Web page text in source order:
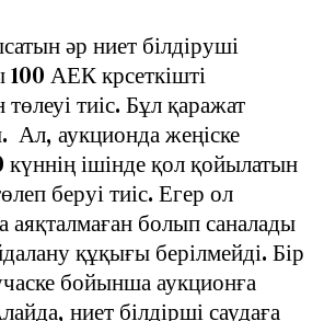
әр ниет білдіруші
100 АЕК крсеткішті
тиіс. Бұл қаражат
Ал, аукционда жеңіске
күннің ішінде қол қойылатын
беруі тиіс. Егер ол
аяқталмаған болып саналады
құқығы берілмейді. Бір
бойынша аукционға
ниет білдірші саудаға